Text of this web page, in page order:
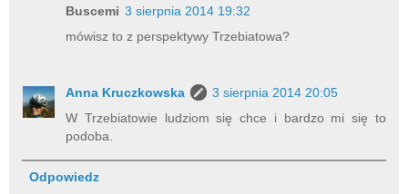
Buscemi 3 sierpnia 2014 19:32
mówisz to z perspektywy Trzebiatowa?
Anna Kruczkowska
3 sierpnia 2014 20:05
W Trzebiatowie ludziom się chce i bardzo mi się to
podoba.
Odpowiedz